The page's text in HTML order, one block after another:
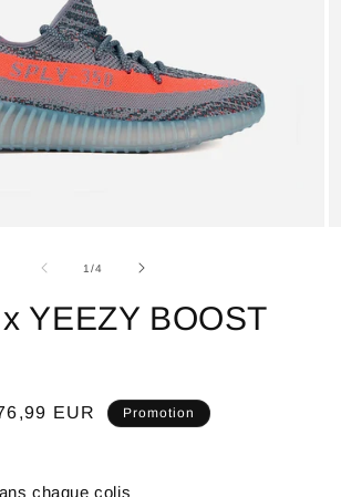
1/de
4
YEEZY BOOST
EUR Promotion
chaque colis